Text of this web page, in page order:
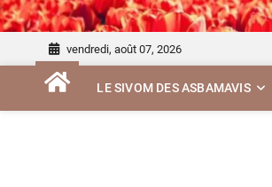
vendredi, août 07, 2026
LE SIVOM DES ASBAMAVIS